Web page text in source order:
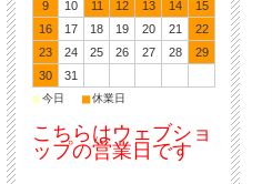
9
10 11 12 13 14
15
16
17 18 19 20 21
22
23
24 25 26 27 28
29
30
31
■今日 ■休業日
こちらはウェブショ
ップの営業日です